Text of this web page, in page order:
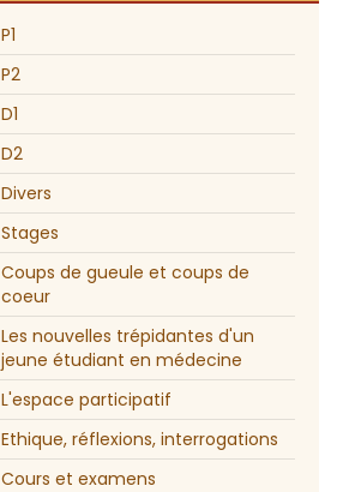
P1
P2
D1
D2
Divers
Stages
Coups de gueule et coups de
coeur
Les nouvelles trépidantes d'un
jeune étudiant en médecine
L'espace participatif
Ethique, réflexions, interrogations
Cours et examens